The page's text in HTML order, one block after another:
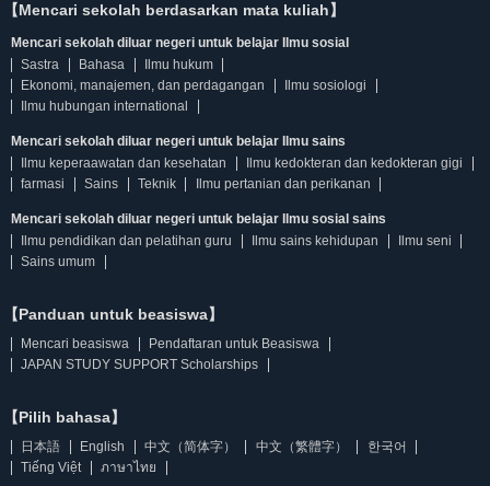
【Mencari sekolah berdasarkan mata kuliah】
Mencari sekolah diluar negeri untuk belajar Ilmu sosial
Sastra
Bahasa
Ilmu hukum
Ekonomi, manajemen, dan perdagangan
Ilmu sosiologi
Ilmu hubungan international
Mencari sekolah diluar negeri untuk belajar Ilmu sains
Ilmu keperaawatan dan kesehatan
Ilmu kedokteran dan kedokteran gigi
farmasi
Sains Teknik Ilmu pertanian dan perikanan
Mencari sekolah diluar negeri untuk belajar Ilmu sosial sains
Ilmu pendidikan dan pelatihan guru
Ilmu sains kehidupan
Ilmu seni
Sains umum
【Panduan untuk beasiswa】
Mencari beasiswa
Pendaftaran untuk Beasiswa
JAPAN STUDY SUPPORT Scholarships
【Pilih bahasa】
日本語 English 中文（简体字） 中文（繁體字）
한국어
Tiếng Việt
ภาษาไทย